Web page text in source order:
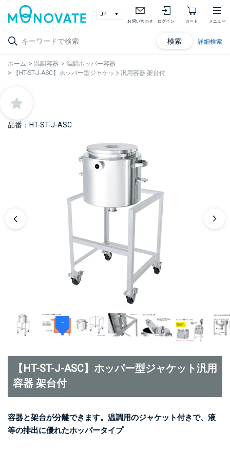
お問い合わせ ログイン カート メニュー
検索 詳細検索
ホーム > 温調容器 > 温調ホッパー容器
>
【HT-ST-J-ASC】ホッパー型ジャケット汎用容器 架台付
品番：HT-ST-J-ASC
【HT-ST-J-ASC】ホッパー型ジャケット汎用
容器 架台付
容器と架台が分離できます。温調用のジャケット付きで、液
等の排出に優れたホッパータイプ